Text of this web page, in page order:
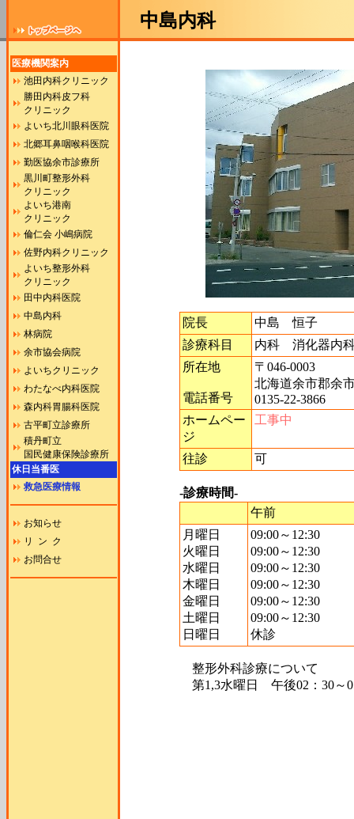
中島内科
医療機関案内
池田内科クリニック
勝田内科皮フ科
クリニック
よいち北川眼科医院
北郷耳鼻咽喉科医院
勤医協余市診療所
黒川町整形外科
クリニック
よいち港南
クリニック
倫仁会 小嶋病院
佐野内科クリニック
よいち整形外科
クリニック
田中内科医院
中島内科
林病院
余市協会病院
よいちクリニック
わたなべ内科医院
森内科胃腸科医院
古平町立診療所
積丹町立
国民健康保険診療所
休日当番医
救急医療情報
お知らせ
リ ン ク
お問合せ
院長
中島 恒子
診療科目
内科 消化器内
所在地
電話番号
〒046-0003
北海道余市郡余
0135-22-3866
ホームペー
ジ
工事中
往診 可
-診療時間-
午前
月曜日
火曜日
水曜日
木曜日
金曜日
土曜日
日曜日
09:00～12:30
09:00～12:30
09:00～12:30
09:00～12:30
09:00～12:30
09:00～12:30
休診
整形外科診療について
第1,3水曜日 午後02：30～